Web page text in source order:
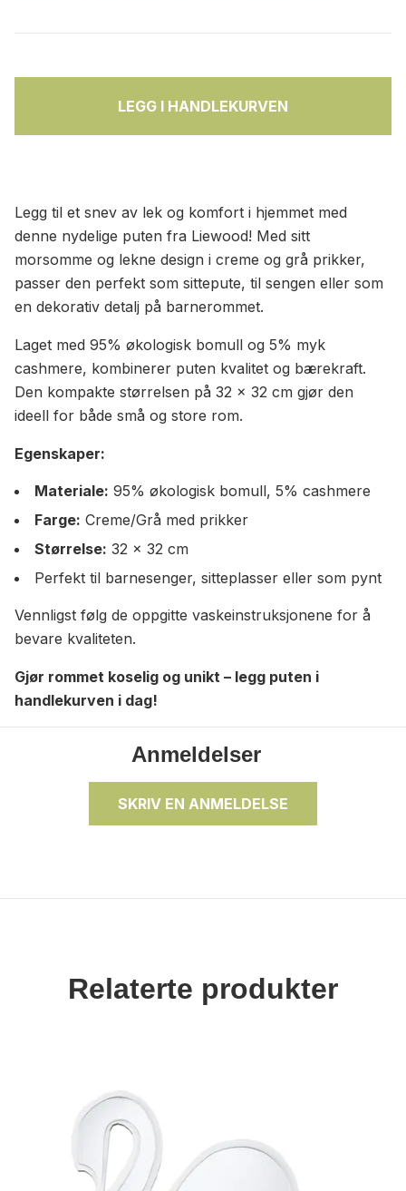
LEGG I HANDLEKURVEN
Legg til et snev av lek og komfort i hjemmet med
denne nydelige puten fra Liewood! Med sitt
morsomme og lekne design i creme og grå prikker,
passer den perfekt som sittepute, til sengen eller som
en dekorativ detalj på barnerommet.
Laget med 95% økologisk bomull og 5% myk
cashmere, kombinerer puten kvalitet og bærekraft.
Den kompakte størrelsen på 32 x 32 cm gjør den
ideell for både små og store rom.
Egenskaper:
Materiale: 95% økologisk bomull, 5% cashmere
Farge: Creme/Grå med prikker
Størrelse: 32 x 32 cm
Perfekt til barnesenger, sitteplasser eller som pynt
Vennligst følg de oppgitte vaskeinstruksjonene for å
bevare kvaliteten.
Gjør rommet koselig og unikt – legg puten i
handlekurven i dag!
Anmeldelser
SKRIV EN ANMELDELSE
Relaterte produkter